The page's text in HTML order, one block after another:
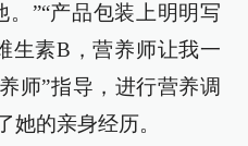
。”“产品包装上明明写
生素B，营养师让我一
师”指导，进行营养调
她的亲身经历。